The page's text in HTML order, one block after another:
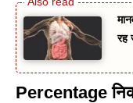
रह
Percentage